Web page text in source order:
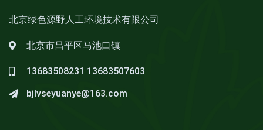
北京绿色源野人工环境技术有限公司
北京市昌平区马池口镇
13683508231 13683507603
bjlvseyuanye@163.com